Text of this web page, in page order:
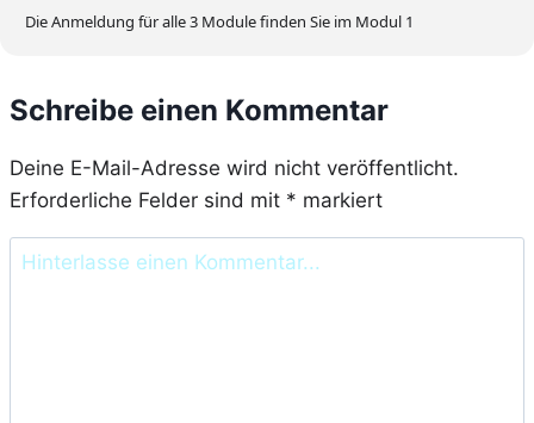
Die Anmeldung für alle 3 Module finden Sie im Modul 1
Schreibe einen Kommentar
Deine E-Mail-Adresse wird nicht veröffentlicht.
Erforderliche Felder sind mit * markiert